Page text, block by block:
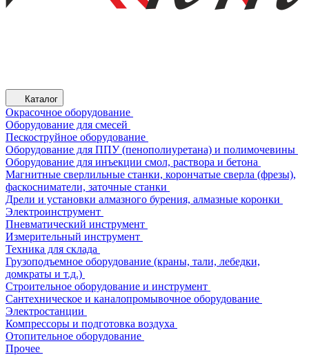
Каталог
Окрасочное оборудование
Оборудование для смесей
Пескоструйное оборудование
Оборудование для ППУ (пенополиуретана) и полимочевины
Оборудование для инъекции смол, раствора и бетона
Магнитные сверлильные станки, корончатые сверла (фрезы),
фаскосниматели, заточные станки
Дрели и установки алмазного бурения, алмазные коронки
Электроинструмент
Пневматический инструмент
Измерительный инструмент
Техника для склада
Грузоподъемное оборудование (краны, тали, лебедки,
домкраты и т.д.)
Строительное оборудование и инструмент
Сантехническое и каналопромывочное оборудование
Электростанции
Компрессоры и подготовка воздуха
Отопительное оборудование
Прочее